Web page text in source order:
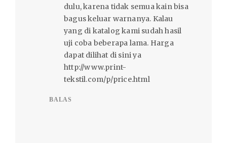
dulu, karena tidak semua kain bisa
bagus keluar warnanya. Kalau
yang di katalog kami sudah hasil
uji coba beberapa lama. Harga
dapat dilihat di sini ya
http://www.print-
tekstil.com/p/price.html
BALAS